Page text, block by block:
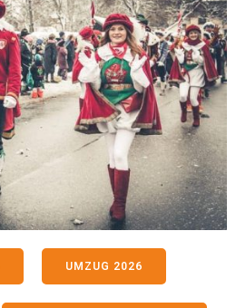
UMZUG 2026